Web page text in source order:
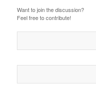
Want to join the discussion?
Feel free to contribute!